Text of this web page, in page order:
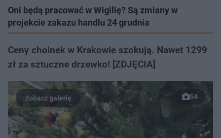
Oni będą pracować w Wigilię? Są zmiany w
projekcie zakazu handlu 24 grudnia
Ceny choinek w Krakowie szokują. Nawet 1299
zł za sztuczne drzewko! [ZDJĘCIA]
54